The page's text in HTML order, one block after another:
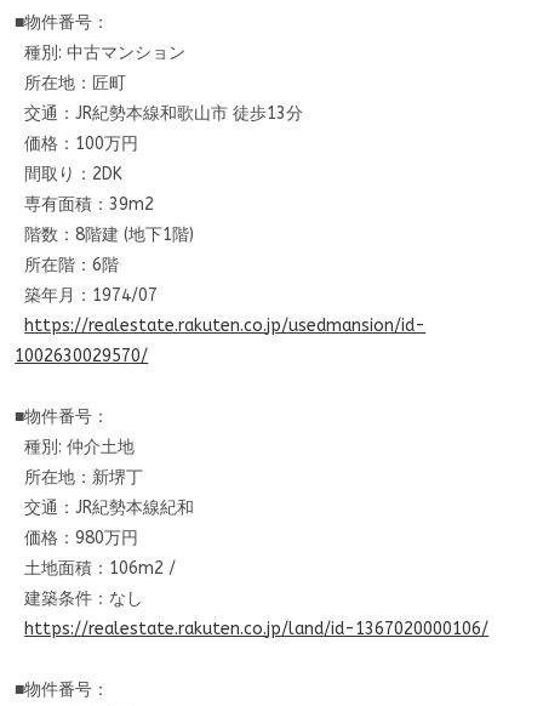
■物件番号：
種別: 中古マンション
所在地：匠町
交通：JR紀勢本線和歌山市 徒歩13分
価格：100万円
間取り：2DK
専有面積：39m2
階数：8階建 (地下1階)
所在階：6階
築年月：1974/07
https://realestate.rakuten.co.jp/usedmansion/id-
1002630029570/
■物件番号：
種別: 仲介土地
所在地：新堺丁
交通：JR紀勢本線紀和
価格：980万円
土地面積：106m2 /
建築条件：なし
https://realestate.rakuten.co.jp/land/id-1367020000106/
■物件番号：